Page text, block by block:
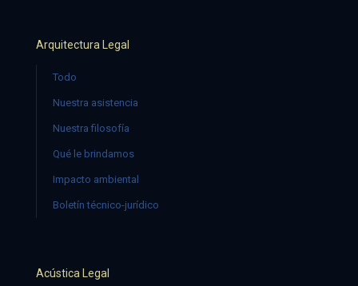
Arquitectura Legal
Todo
Nuestra asistencia
Nuestra filosofía
Qué le brindamos
Impacto ambiental
Boletín técnico-jurídico
Acústica Legal